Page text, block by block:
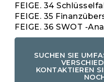
FEIGE. 34
FEIGE. 35
FEIGE. 36 SWOT -
SUCHEN SIE
KONTAKTIEREN